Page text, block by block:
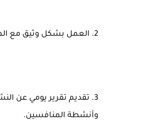
2. العمل بشكل وثيق مع المشترين والتجار الآخرين للتخطيط لمجموعات المنتجات
3. تقديم تقرير يومي عن
وأنشطة المنافسين.